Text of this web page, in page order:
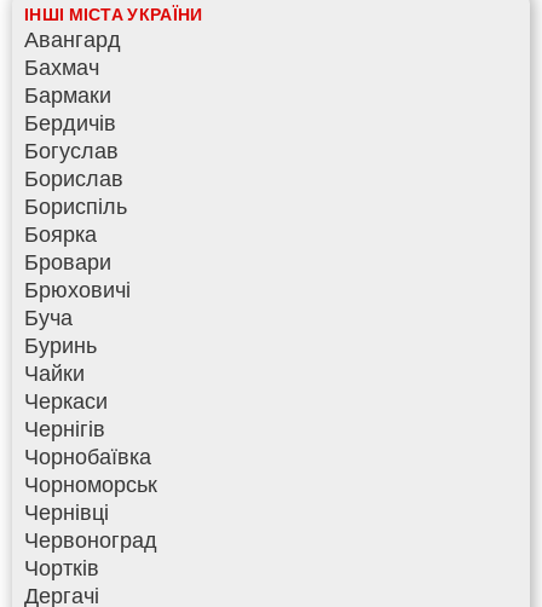
ІНШІ МІСТА УКРАЇНИ
Авангард
Бахмач
Бармаки
Бердичів
Богуслав
Борислав
Бориспіль
Боярка
Бровари
Брюховичі
Буча
Буринь
Чайки
Черкаси
Чернігів
Чорнобаївка
Чорноморськ
Чернівці
Червоноград
Чортків
Дергачі